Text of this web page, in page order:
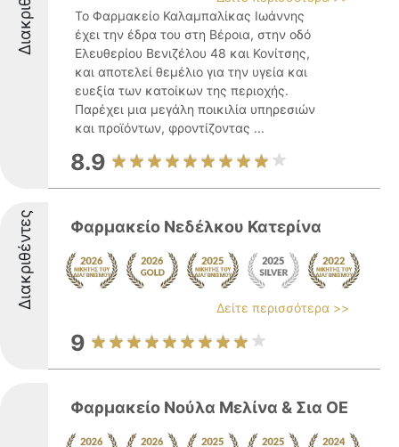
Το Φαρμακείο Καλαμπαλίκας Ιωάννης
έχει την έδρα του στη Βέροια, στην οδό
Ελευθερίου Βενιζέλου 48 και Κονίτσης,
και αποτελεί θεμέλιο για την υγεία και
ευεξία των κατοίκων της περιοχής.
Παρέχει μια μεγάλη ποικιλία υπηρεσιών
και προϊόντων, φροντίζοντας ...
8.9
Διακριθέντες Φαρμακείο Νεδέλκου Κατερίνα
Δείτε περισσότερα >>
9
Φαρμακείο Νούλα Μελίνα & Σια ΟΕ